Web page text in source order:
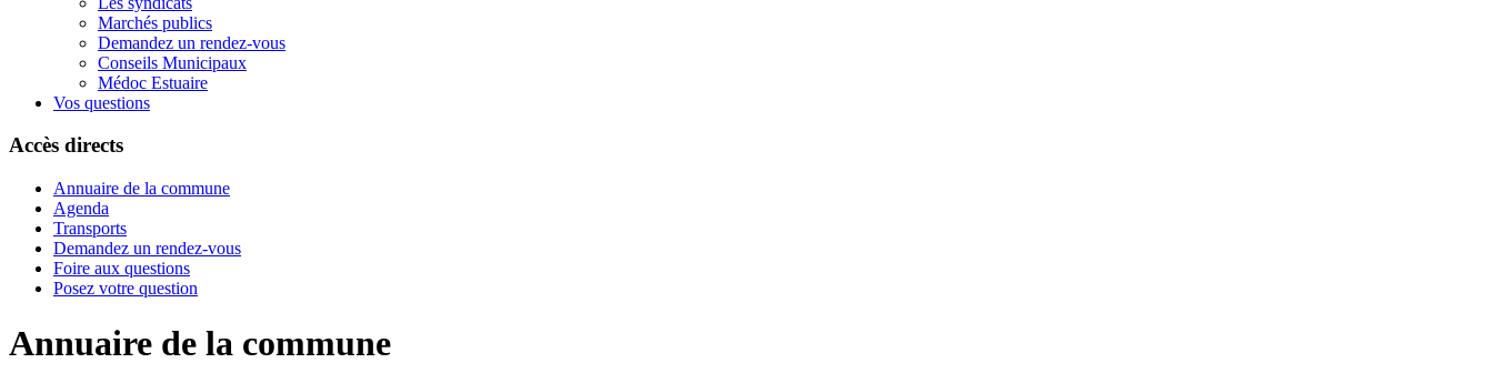
Marchés publics
Demandez un rendez-vous
Conseils Municipaux
Médoc Estuaire
Vos questions
Accès directs
Annuaire de la commune
Agenda
Transports
Demandez un rendez-vous
Foire aux questions
Posez votre question
Annuaire de la commune